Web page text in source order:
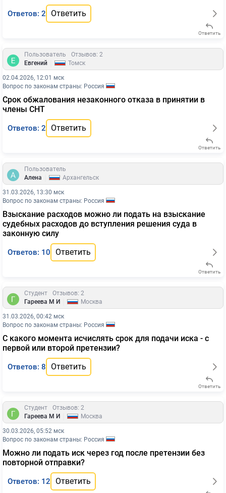
Ответов: 2 Ответить
Ответить
Пользователь
Отзывов: 2
Евгений
Томск
02.04.2026, 12:01 мск
Вопрос по законам страны: Россия
Срок обжалования незаконного отказа в принятии в
члены СНТ
Ответов: 2 Ответить
Ответить
Пользователь
Алена
Архангельск
31.03.2026, 13:30 мск
Вопрос по законам страны: Россия
Взыскание расходов можно ли подать на взыскание
судебных расходов до вступления решения суда в
законную силу
Ответов: 10 Ответить
Ответить
Студент
Отзывов: 2
Гареева М И
Москва
31.03.2026, 00:42 мск
Вопрос по законам страны: Россия
С какого момента исчислять срок для подачи иска - с
первой или второй претензии?
Ответов: 8 Ответить
Ответить
Студент
Отзывов: 2
Гареева М И
Москва
30.03.2026, 05:52 мск
Вопрос по законам страны: Россия
Можно ли подать иск через год после претензии без
повторной отправки?
Ответов: 12 Ответить